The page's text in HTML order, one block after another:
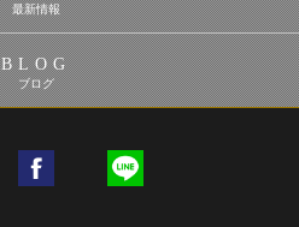
最新情報
BLOG
ブログ